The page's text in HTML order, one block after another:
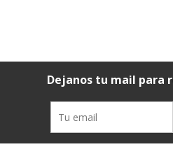
Dejanos tu mail para